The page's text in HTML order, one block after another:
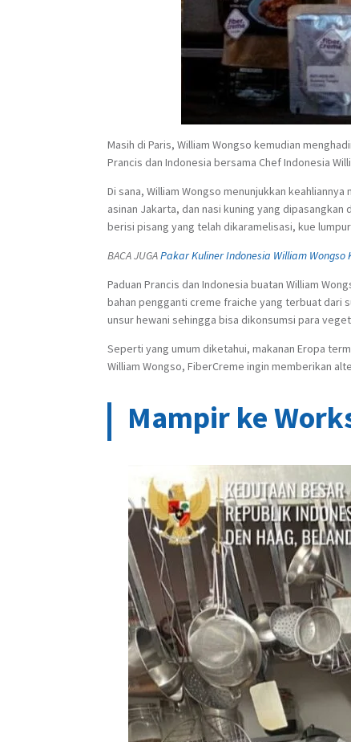
Masih di Paris, William Wongso kemudian
Prancis dan Indonesia bersama Chef Indonesia
Di sana, William Wongso menunjukkan
asinan Jakarta, dan nasi kuning yang
berisi pisang yang telah dikaramelisasi, kue
BACA JUGAPakar Kuliner Indonesia William Wongso
Paduan Prancis dan Indonesia buatan William
bahan pengganti creme fraiche yang terbuat dari
unsur hewani sehingga bisa dikonsumsi para
Seperti yang umum diketahui, makanan Eropa
William Wongso, FiberCreme ingin memberikan
Mampir ke